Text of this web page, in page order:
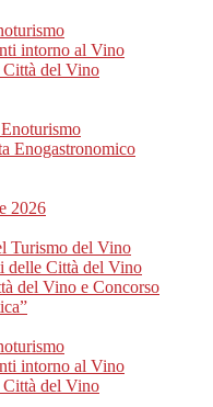
intorno al Vino
del Vino
Enogastronomico
2026
Turismo del Vino
delle Città del Vino
del Vino e Concorso
intorno al Vino
del Vino